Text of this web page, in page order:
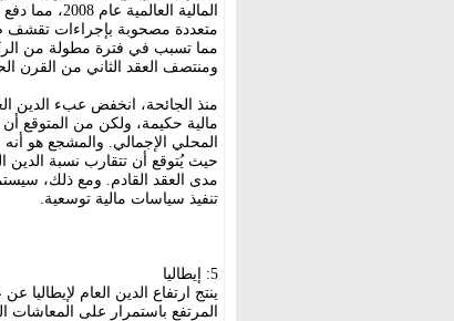
المالية
متعددة مصحوبة بإجراءات تقشف
مما تسبب في فترة مطولة من
ومنتصف العقد الثاني من القرن
المحلي الإجمالي. والمشجع هو أنه
حيث يُتوقع أن تتقارب نسبة الدين
مدى العقد القادم. ومع ذلك،
تنفيذ سياسات مالية توسعية.
5: إيطاليا
ينتج ارتفاع الدين العام
المرتفع باستمرار على المعاشات